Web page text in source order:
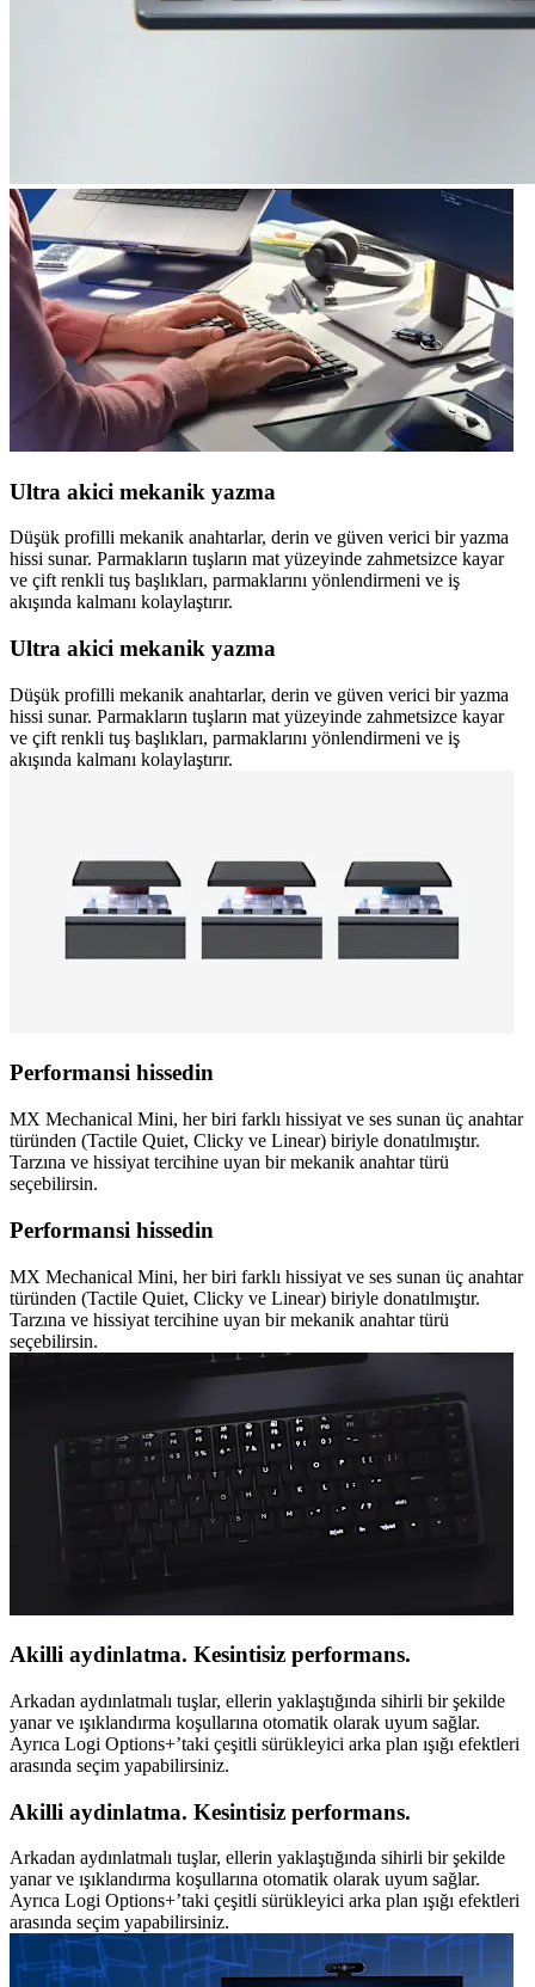
Ultra akici mekanik yazma
Düşük profilli mekanik anahtarlar, derin ve güven verici bir yazma
hissi sunar. Parmakların tuşların mat yüzeyinde zahmetsizce kayar
ve çift renkli tuş başlıkları, parmaklarını yönlendirmeni ve iş
akışında kalmanı kolaylaştırır.
Ultra akici mekanik yazma
Düşük profilli mekanik anahtarlar, derin ve güven verici bir yazma
hissi sunar. Parmakların tuşların mat yüzeyinde zahmetsizce kayar
ve çift renkli tuş başlıkları, parmaklarını yönlendirmeni ve iş
akışında kalmanı kolaylaştırır.
Performansi hissedin
MX Mechanical Mini, her biri farklı hissiyat ve ses sunan üç anahtar
türünden (Tactile Quiet, Clicky ve Linear) biriyle donatılmıştır.
Tarzına ve hissiyat tercihine uyan bir mekanik anahtar türü
seçebilirsin.
Performansi hissedin
MX Mechanical Mini, her biri farklı hissiyat ve ses sunan üç anahtar
türünden (Tactile Quiet, Clicky ve Linear) biriyle donatılmıştır.
Tarzına ve hissiyat tercihine uyan bir mekanik anahtar türü
seçebilirsin.
Akilli aydinlatma. Kesintisiz performans.
Arkadan aydınlatmalı tuşlar, ellerin yaklaştığında sihirli bir şekilde
yanar ve ışıklandırma koşullarına otomatik olarak uyum sağlar.
Ayrıca Logi Options+’taki çeşitli sürükleyici arka plan ışığı efektleri
arasında seçim yapabilirsiniz.
Akilli aydinlatma. Kesintisiz performans.
Arkadan aydınlatmalı tuşlar, ellerin yaklaştığında sihirli bir şekilde
yanar ve ışıklandırma koşullarına otomatik olarak uyum sağlar.
Ayrıca Logi Options+’taki çeşitli sürükleyici arka plan ışığı efektleri
arasında seçim yapabilirsiniz.